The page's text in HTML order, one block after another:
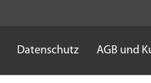
Datenschutz AGB und